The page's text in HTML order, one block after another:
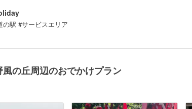
の駅 #サービスエリア
の丘周辺のおでかけプラン